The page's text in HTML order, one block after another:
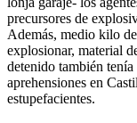
precursores de
Además, medio kilo
explosionar, material
detenido también
aprehensiones en
estupefacientes.